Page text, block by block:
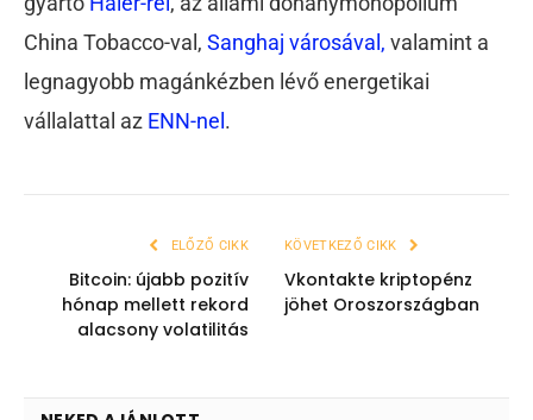
China Tobacco-val, Sanghaj városával, valamint a
legnagyobb magánkézben lévő energetikai
vállalattal az ENN-nel .
ELŐZŐ CIKK
Bitcoin: újabb pozitív
hónap mellett rekord
alacsony volatilitás
KÖVETKEZŐ CIKK
Vkontakte kriptopénz
jöhet Oroszországban